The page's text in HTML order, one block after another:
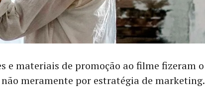
e materiais de promoção ao filme fizeram o
meramente por estratégia de marketing.